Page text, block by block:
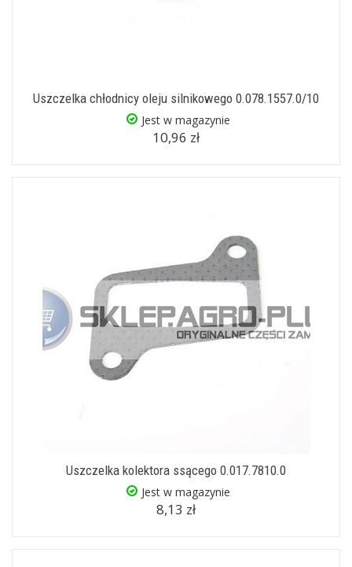
Uszczelka chłodnicy oleju silnikowego 0.078.1557.0/10
Jest w magazynie
10,96 zł
Uszczelka kolektora ssącego 0.017.7810.0
Jest w magazynie
8,13 zł